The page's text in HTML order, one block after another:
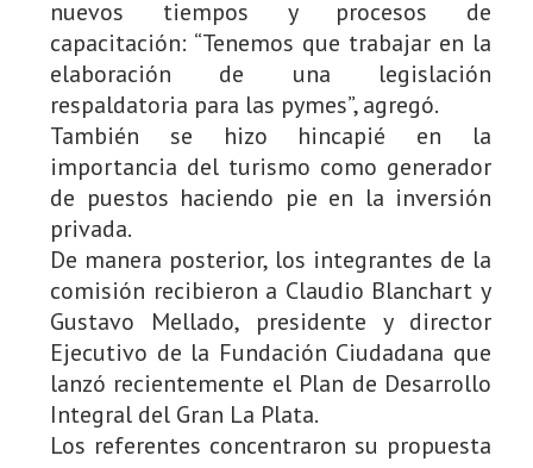
nuevos tiempos y procesos de
capacitación: “Tenemos que trabajar en la
elaboración de una legislación
respaldatoria para las pymes”, agregó.
También se hizo hincapié en la
importancia del turismo como generador
de puestos haciendo pie en la inversión
privada.
De manera posterior, los integrantes de la
comisión recibieron a Claudio Blanchart y
Gustavo Mellado, presidente y director
Ejecutivo de la Fundación Ciudadana que
lanzó recientemente el Plan de Desarrollo
Integral del Gran La Plata.
Los referentes concentraron su propuesta